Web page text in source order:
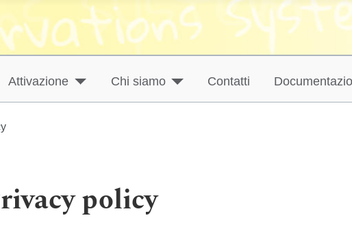
Attivazione Chi siamo Contatti
policy